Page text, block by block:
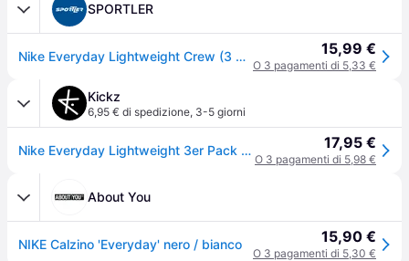
SPORTLER
Nike Everyday Lightweight Crew (3 pairs) - calzini fitness 15,99 €
O 3 pagamenti di 5,33 €
Kickz
6,95 € di spedizione, 3-5 giorni
Nike Everyday Lightweight 3er Pack Calze Bianco C100 - white - M 17,95 €
O 3 pagamenti di 5,98 €
About You
NIKE Calzino 'Everyday' nero / bianco 15,90 €
O 3 pagamenti di 5,30 €